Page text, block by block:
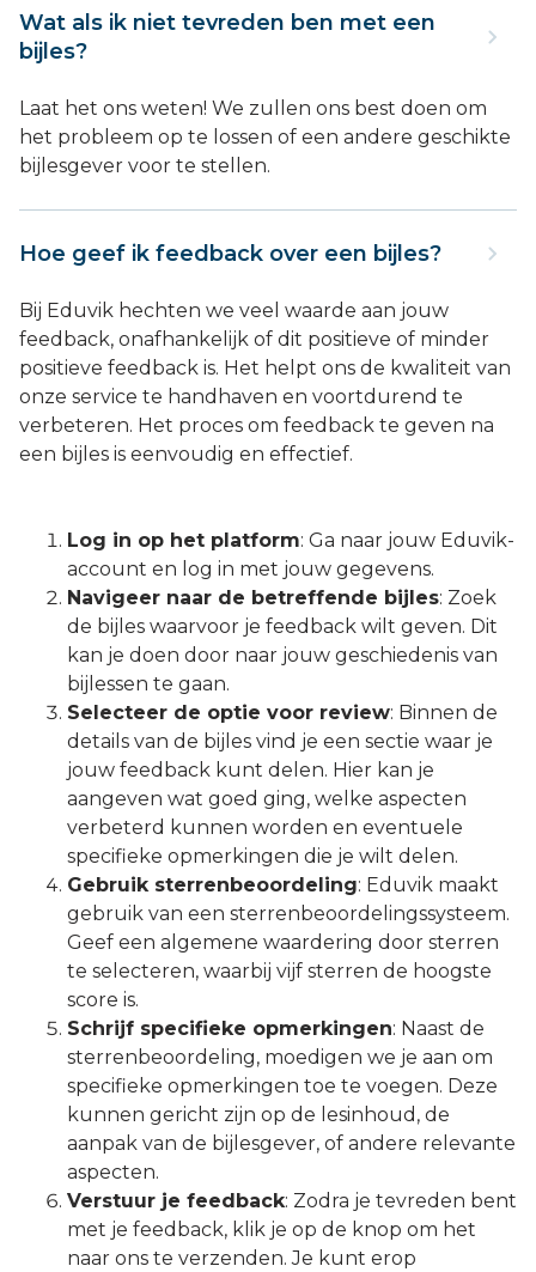
Wat als ik niet tevreden ben met een
bijles?
Laat het ons weten! We zullen ons best doen om
het probleem op te lossen of een andere geschikte
bijlesgever voor te stellen.
Hoe geef ik feedback over een bijles?
Bij Eduvik hechten we veel waarde aan jouw
feedback, onafhankelijk of dit positieve of minder
positieve feedback is. Het helpt ons de kwaliteit van
onze service te handhaven en voortdurend te
verbeteren. Het proces om feedback te geven na
een bijles is eenvoudig en effectief.
Log in op het platform: Ga naar jouw Eduvik-
account en log in met jouw gegevens.
Navigeer naar de betreffende bijles: Zoek
de bijles waarvoor je feedback wilt geven. Dit
kan je doen door naar jouw geschiedenis van
bijlessen te gaan.
Selecteer de optie voor review: Binnen de
details van de bijles vind je een sectie waar je
jouw feedback kunt delen. Hier kan je
aangeven wat goed ging, welke aspecten
verbeterd kunnen worden en eventuele
specifieke opmerkingen die je wilt delen.
Gebruik sterrenbeoordeling: Eduvik maakt
gebruik van een sterrenbeoordelingssysteem.
Geef een algemene waardering door sterren
te selecteren, waarbij vijf sterren de hoogste
score is.
Schrijf specifieke opmerkingen: Naast de
sterrenbeoordeling, moedigen we je aan om
specifieke opmerkingen toe te voegen. Deze
kunnen gericht zijn op de lesinhoud, de
aanpak van de bijlesgever, of andere relevante
aspecten.
Verstuur je feedback: Zodra je tevreden bent
met je feedback, klik je op de knop om het
naar ons te verzenden. Je kunt erop